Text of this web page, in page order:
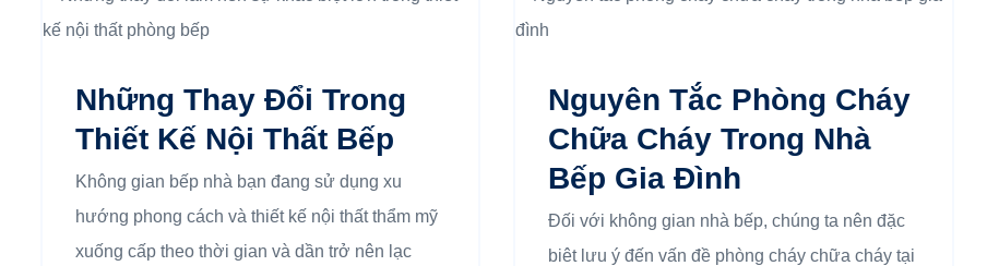
Những Thay Đổi Trong
Thiết Kế Nội Thất Bếp
Không gian bếp nhà bạn đang sử dụng xu
hướng phong cách và thiết kế nội thất thẩm mỹ
xuống cấp theo thời gian và dần trở nên lạc
Nguyên Tắc Phòng Cháy
Chữa Cháy Trong Nhà
Bếp Gia Đình
Đối với không gian nhà bếp, chúng ta nên đặc
biêt lưu ý đến vấn đề phòng cháy chữa cháy tại